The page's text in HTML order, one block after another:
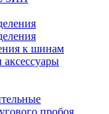
к шинам
пробоя,